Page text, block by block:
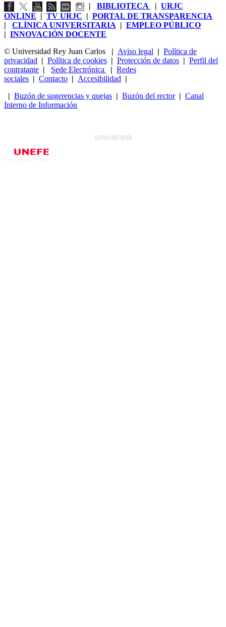
| BIBLIOTECA | URJC
ONLINE | TV URJC | PORTAL DE TRANSPARENCIA
| CLÍNICA UNIVERSITARIA | EMPLEO PÚBLICO
| INNOVACIÓN DOCENTE
© Universidad Rey Juan Carlos
| Aviso legal | Política de
privacidad | Política de cookies | Protección de datos | Perfil del
contratante | Sede Electrónica | Redes
sociales | Contacto | Accesibilidad |
| Buzón de sugerencias y quejas | Buzón del rector| Canal
Interno de Información